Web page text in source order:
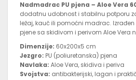
Nadmadrac PU pjena – Aloe Vera
dodatnu udobnost i stabilnu potporu
ležaj, kauč ili pomoćni madrac. Izrađen
pjene sa skidivom i perivom Aloe Vera
Dimenzije: 60x200x5 cm
Jezgro: PU (poliuretanska) pjena
Navlaka: Aloe Vera, skidiva i periva
Svojstva: antibakterijski, lagan i